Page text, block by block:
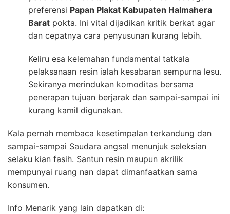
preferensi Papan Plakat Kabupaten Halmahera
Barat pokta. Ini vital dijadikan kritik berkat agar
dan cepatnya cara penyusunan kurang lebih.
Keliru esa kelemahan fundamental tatkala
pelaksanaan resin ialah kesabaran sempurna lesu.
Sekiranya merindukan komoditas bersama
penerapan tujuan berjarak dan sampai-sampai ini
kurang kamil digunakan.
Kala pernah membaca kesetimpalan terkandung dan
sampai-sampai Saudara angsal menunjuk seleksian
selaku kian fasih. Santun resin maupun akrilik
mempunyai ruang nan dapat dimanfaatkan sama
konsumen.
Info Menarik yang lain dapatkan di: